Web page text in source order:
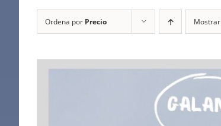
Ordena por Precio Mostrar